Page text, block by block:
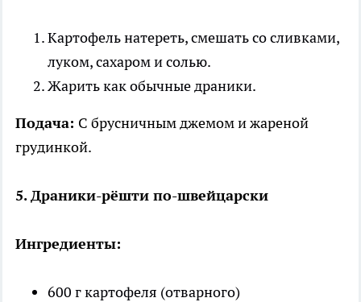
Картофель натереть, смешать со сливками,
луком, сахаром и солью.
Жарить как обычные драники.
Подача: С брусничным джемом и жареной
грудинкой.
5. Драники-рёшти по-швейцарски
Ингредиенты:
600 г картофеля (отварного)